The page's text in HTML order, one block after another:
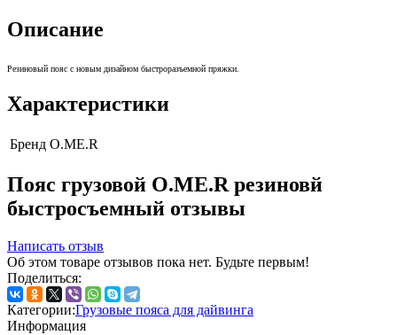
Описание
Резиновый пояс с новым дизайном быстроразъемной пряжки.
Характеристики
Бренд O.ME.R
Пояс грузовой O.ME.R резиновй
быстросъемный отзывы
Написать отзыв
Об этом товаре отзывов пока нет. Будьте первым!
Поделиться:
Категории:Грузовые пояса для дайвинга
Информация